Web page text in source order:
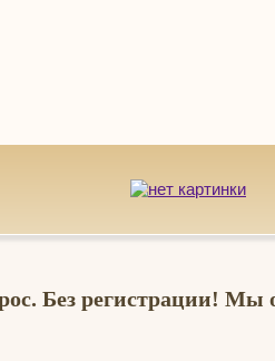
Без регистрации! Мы